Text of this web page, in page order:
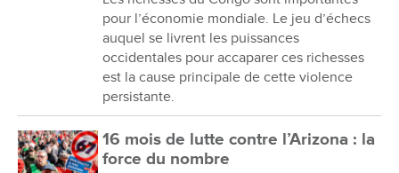
pour l’économie mondiale. Le jeu d’échecs
auquel se livrent les puissances
occidentales pour accaparer ces richesses
est la cause principale de cette violence
persistante.
16 mois de lutte contre l’Arizona : la
force du nombre